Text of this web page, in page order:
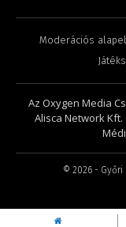
Moderációs
Az Oxygen Media
Alisca Network Kft.
© 2026 - Győri